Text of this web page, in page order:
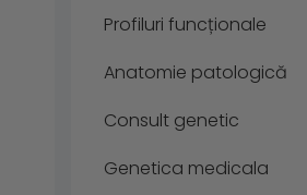
Profiluri funcționale
Anatomie patologică
Consult genetic
Genetica medicala